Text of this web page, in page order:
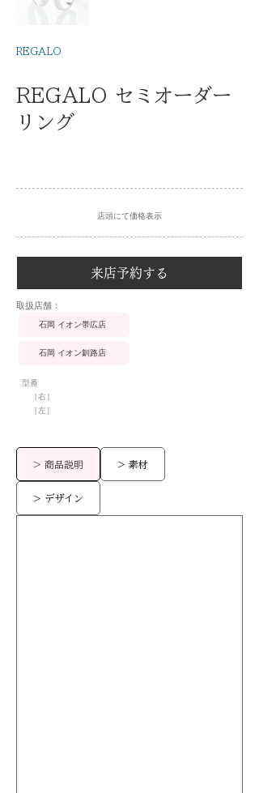
REGALO
REGALO セミオーダー
リング
店頭にて価格表示
来店予約する
​取扱店舗：
石岡 イオン帯広店
石岡 イオン釧路店
型番
［右］
［左］
> 商品説明 > 素材
> デザイン